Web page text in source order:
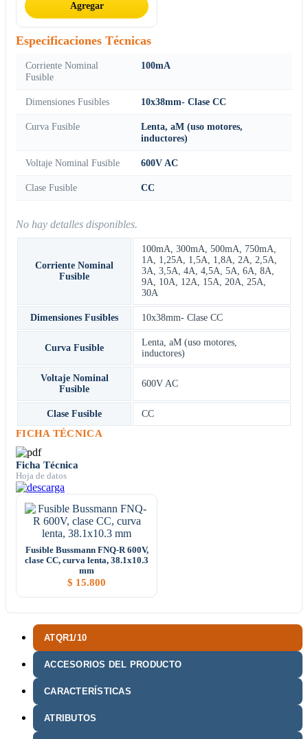
ATQR1/10
ACCESORIOS DEL PRODUCTO
CARACTERÍSTICAS
ATRIBUTOS
Agregar
Especificaciones Técnicas
Corriente Nominal
Fusible
100mA
Dimensiones Fusibles 10x38mm- Clase CC
Curva Fusible
Lenta, aM (uso motores,
inductores)
Voltaje Nominal Fusible 600V AC
Clase Fusible CC
No hay detalles disponibles.
Corriente Nominal
Fusible
100mA, 300mA, 500mA, 750mA,
1A, 1,25A, 1,5A, 1,8A, 2A, 2,5A,
3A, 3,5A, 4A, 4,5A, 5A, 6A, 8A,
9A, 10A, 12A, 15A, 20A, 25A,
30A
Dimensiones Fusibles 10x38mm- Clase CC
Curva Fusible
Lenta, aM (uso motores,
inductores)
Voltaje Nominal
Fusible
600V AC
Clase Fusible CC
FICHA TÉCNICA
Ficha Técnica
Hoja de datos
Fusible Bussmann FNQ-R 600V,
clase CC, curva lenta, 38.1x10.3
mm
$ 15.800